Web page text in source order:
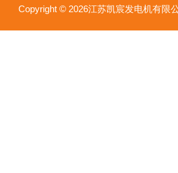
Copyright © 2026江苏凯宸发电机有